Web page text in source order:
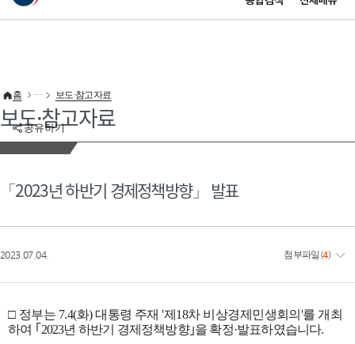
이 누리집은 대한민국 공식 전자정부 누리집입니다.
공유하기
홈 보도·참고자료
보도·참고자료
「2023년 하반기 경제정책방향」 발표
2023.07.04. 첨부파일 (4)